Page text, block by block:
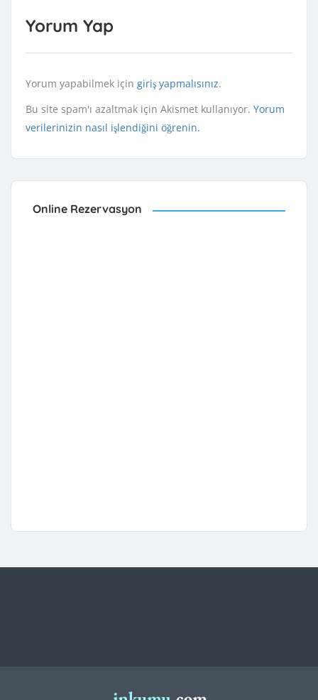
Yorum Yap
Yorum yapabilmek için giriş yapmalısınız.
Bu site spam'ı azaltmak için Akismet kullanıyor. Yorum
verilerinizin nasıl işlendiğini öğrenin.
Online Rezervasyon